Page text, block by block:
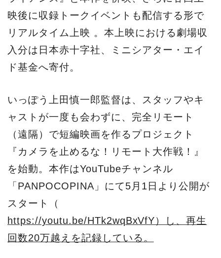
映後に収録トークイベントも配信する形で
リアルタイム上映 。本上映における劇場収
入分は日本赤十字社、ミニシアター・エイ
ド基金へ寄付。
いっぽう上田慎一郎監督は、スタッフやキ
ャストが一度も会わずに、完全リモート
（遠隔）で短編映画を作るプロジェクト
『カメラを止めるな！リモート大作戦！』
を始動。本作はYouTubeチャンネル
「PANPOCOPINA」にて5月1日より公開が
スタート（
https://youtu.be/HTk2wqBxVfY）し、再生
回数20万越えを記録している。